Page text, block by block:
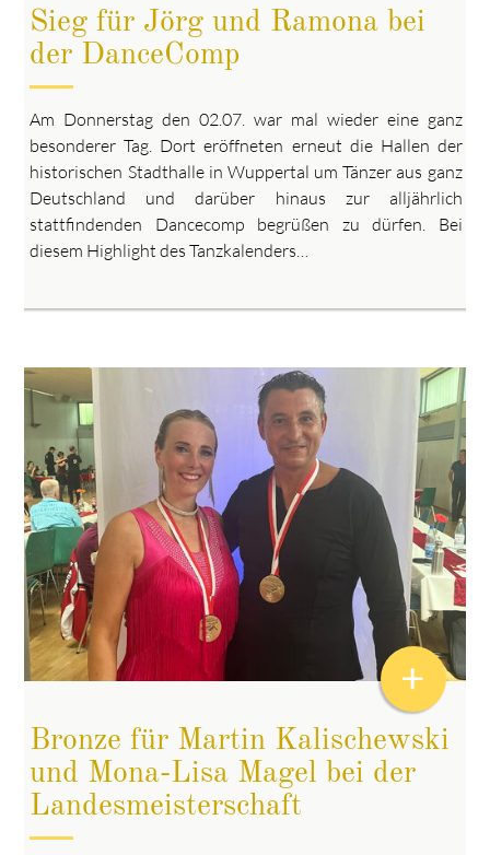
Sieg für Jörg und Ramona bei
der DanceComp
Am Donnerstag den 02.07. war mal wieder eine ganz
besonderer Tag. Dort eröffneten erneut die Hallen der
historischen Stadthalle in Wuppertal um Tänzer aus ganz
Deutschland und darüber hinaus zur alljährlich
stattfindenden Dancecomp begrüßen zu dürfen. Bei
diesem Highlight des Tanzkalenders…
Bronze für Martin Kalischewski
und Mona-Lisa Magel bei der
Landesmeisterschaft
+